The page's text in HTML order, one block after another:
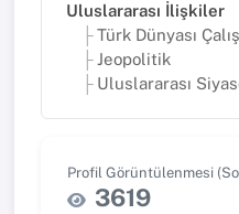
Uluslararası İlişkiler
Türk Dünyası
Jeopolitik
Uluslararası
Profil Görüntülenmesi
3619